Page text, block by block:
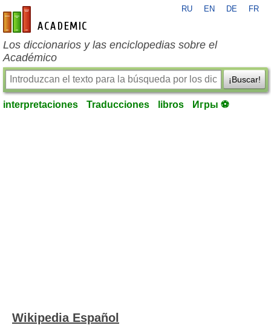
es-academic.com
RU EN DE FR
Los diccionarios y las enciclopedias sobre el
Académico
¡Buscar!
interpretaciones Traducciones libros Игры ⚽
Wikipedia Español